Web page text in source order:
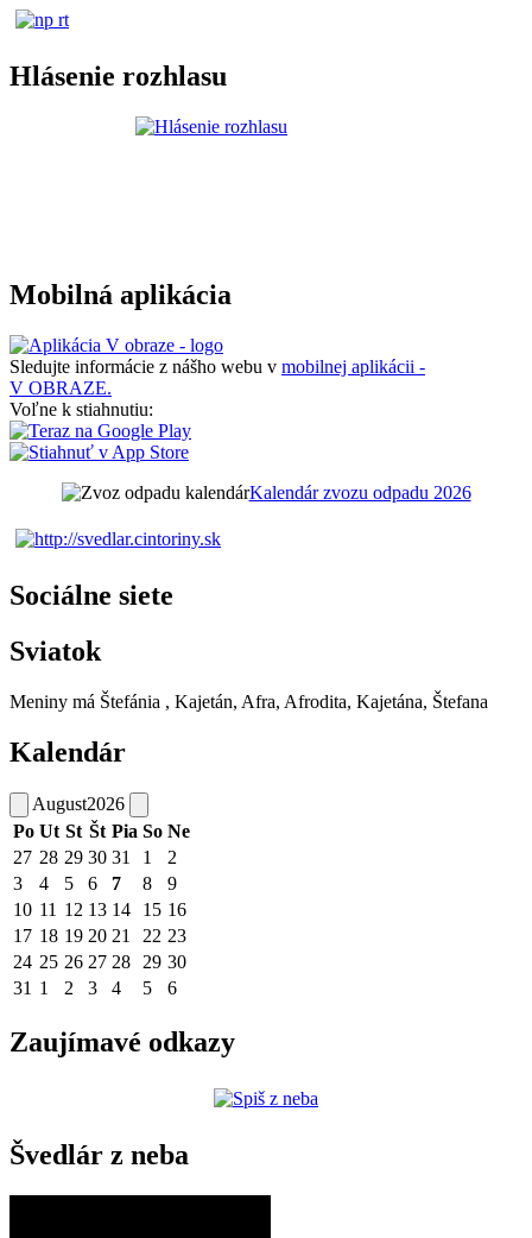
Hlásenie rozhlasu
Mobilná aplikácia
Sledujte informácie z nášho webu v mobilnej aplikácii -
V OBRAZE.
Voľne k stiahnutiu:
Kalendár zvozu odpadu 2026
Sociálne siete
Sviatok
Meniny má Štefánia , Kajetán, Afra, Afrodita, Kajetána, Štefana
Kalendár
August2026
Po Ut St Št Pia So Ne
27 28 29 30 31 1
2
3
4 5 6 7 8
9
10 11 12 13 14 15 16
17 18 19 20 21 22 23
24 25 26 27 28 29 30
31 1 2 3 4 5 6
Zaujímavé odkazy
Švedlár z neba